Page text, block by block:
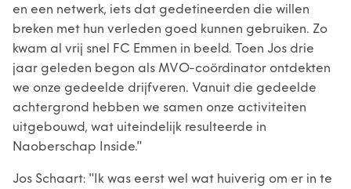
en een netwerk, iets dat gedetineerden die willen
breken met hun verleden goed kunnen gebruiken. Zo
kwam al vrij snel FC Emmen in beeld. Toen Jos drie
jaar geleden begon als MVO-coördinator ontdekten
we onze gedeelde drijfveren. Vanuit die gedeelde
achtergrond hebben we samen onze activiteiten
uitgebouwd, wat uiteindelijk resulteerde in
Naoberschap Inside."
Jos Schaart: "Ik was eerst wel wat huiverig om er in te